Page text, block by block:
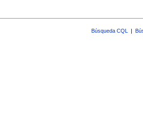
Búsqueda CQL |